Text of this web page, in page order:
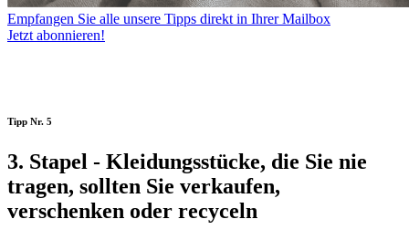
Empfangen Sie alle unsere Tipps direkt in Ihrer Mailbox
Jetzt abonnieren!
Tipp Nr. 5
3. Stapel - Kleidungsstücke, die Sie nie
tragen, sollten Sie verkaufen,
verschenken oder recyceln